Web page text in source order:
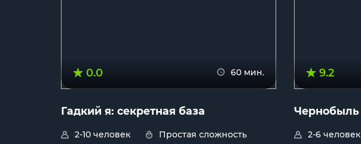
0.0 60 мин.
Гадкий я: секретная база
2-10 человек
Простая сложность
9.2
Чернобыль
2-6 человек